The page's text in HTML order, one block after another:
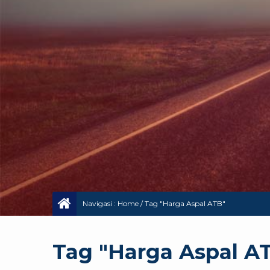
Navigasi : Home /Tag "Harga Aspal ATB"
Tag "Harga Aspal